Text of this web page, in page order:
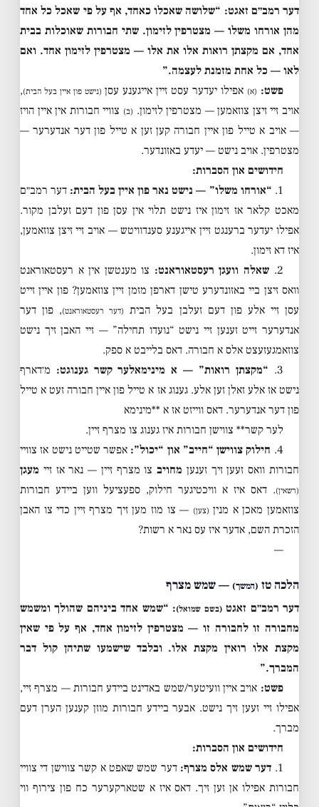
דער רמב״ם זאגט: “שלושה שאכלו כאחד, אף על פי שאכל כל אחד
מהן אורחו משלו — מצטרפין לזימון. שתי חבורות שאוכלות בבית
אחד, אם מקצתן רואות אלו את אלו — מצטרפין לזימון אחד. ואם
לאו — כל אחת מזמנת לעצמה.”
פשט: (א) אפילו יעדער עסט זיין אייגענע עסן (נישט פון איין בעל הבית),
אויב זיי זיצן צוזאמען — מצטרפין לזימון. (ב) צוויי חבורות אין איין הויז
— אויב א טייל פון איין חבורה קען זען א טייל פון דער אנדערער —
מצטרפין. אויב נישט — יעדע באזונדער.
חידושים און הסברות:
1. “אורחו משלו” — נישט נאר פון איין בעל הבית: דער רמב״ם
מאכט קלאר אז זימון איז נישט תלוי אין עסן פון דעם זעלבן מקור.
אפילו יעדער ברענגט זיין אייגענע סענדוויטש — אויב זיי זיצן צוזאמען,
איז דא זימון.
2. שאלה וועגן רעסטאוראנט: צו מענטשן אין א רעסטאוראנט
וואס זיצן ביי באזונדערע טישן דארפן מזמן זיין צוזאמען? פון איין זייט
עסן זיי אלע פון דעם זעלבן בעל הבית (דער רעסטאוראנט), פון דער
אנדערער זייט זענען זיי נישט “נועדו תחילה” — זיי האבן זיך נישט
צוזאמגעזעצט אלס א חבורה. דאס בלייבט א ספק.
3.
“מקצתן רואות” — א מינימאלער קשר גענוגט: מ׳דארף
נישט אז אלע זאלן זען אלע. גענוג אז א טייל פון איין חבורה זעט א טייל
פון דער אנדערער. דאס ווייזט אז א **מינימא
לער קשר** צווישן חבורות איז גענוג צו מצרף זיין.
4. חילוק צווישן “חייב” און “יכול”: אפשר שטייט נישט אז צוויי
חבורות וואס זעען זיך זענען מחויבצו מצרף זיין — נאר אז זיי מעגן
(רשאין). דאס איז א וויכטיגער חילוק, ספעציעל ווען ביידע חבורות
צוזאמען מאכן א מנין (צען) — צו מוז מען זיך מצרף זיין כדי צו האבן
הזכרת השם, אדער איז עס נאר א רשות?
—
הלכה טז (המשך) — שמש מצרף
דער רמב״ם זאגט(בשם שמואל): “שמש אחד ביניהם שהולך ומשמש
מחבורה זו לחבורה זו — מצטרפין לזימון אחד, אף על פי שאין
מקצת אלו רואין מקצת אלו. ובלבד שישמעו שתיהן קול דבר
המברך.”
פשט: אויב איין וועיטער/שמש באדינט ביידע חבורות — מצרף זיי,
אפילו זיי זעען זיך נישט. אבער ביידע חבורות מוזן קענען הערן דעם
מברך.
חידושים און הסברות:
1. דער שמש אלס מצרף: דער שמש שאפט א קשר צווישן די צוויי
חבורות אפילו אן זען זיך. דאס איז א שטארקערער כח פון צירוף ווי